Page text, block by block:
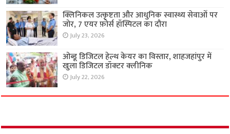
क्लिनिकल उत्कृष्टता और आधुनिक स्वास्थ्य सेवाओं पर
जोर, 7 एयर फ़ोर्स हॉस्पिटल का दौरा
July 23, 2026
ओब्डू डिजिटल हेल्थ केयर का विस्तार, शाहजहांपुर में
खुला डिजिटल डॉक्टर क्लीनिक
July 22, 2026